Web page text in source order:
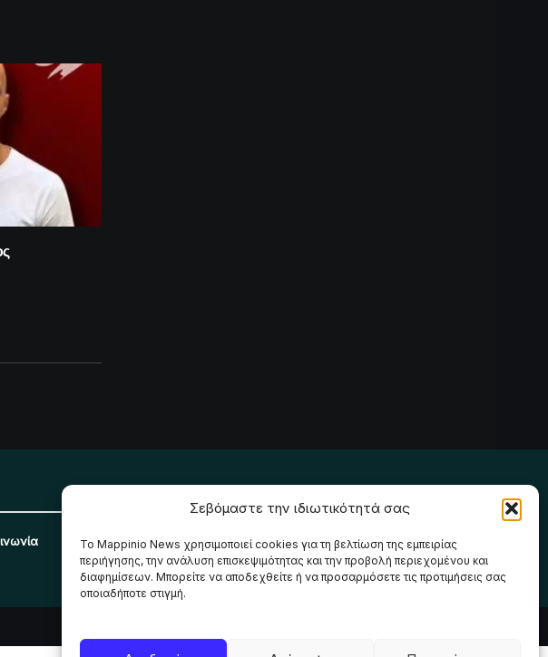
Σεβόμαστε την ιδιωτικότητά σας
Το Mappinio News χρησιμοποιεί cookies για τη βελτίωση της εμπειρίας
περιήγησης, την ανάλυση επισκεψιμότητας και την προβολή περιεχομένου και
διαφημίσεων. Μπορείτε να αποδεχθείτε ή να προσαρμόσετε τις προτιμήσεις σας
οποιαδήποτε στιγμή.